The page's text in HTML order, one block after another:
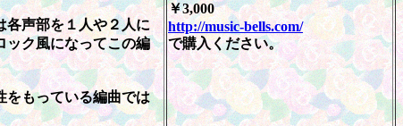
各声部を１人や２人に
ク風になってこの編
をもっている編曲では
￥3,000
http://music-bells.com/
で購入ください。